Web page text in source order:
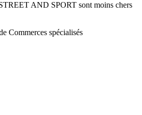
AND SPORT sont moins chers
Commerces spécialisés